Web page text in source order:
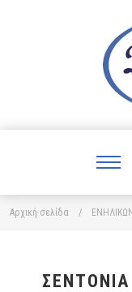
Αρχική σελίδα / ΕΝΗΛΙΚΩΝ